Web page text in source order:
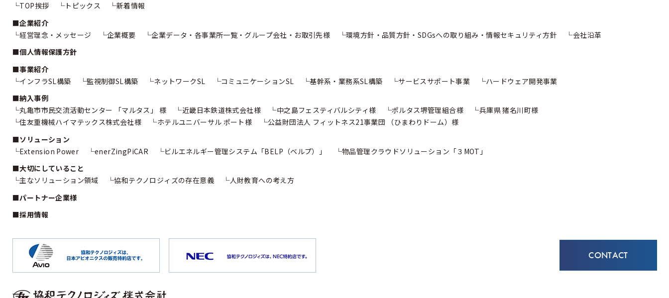
TOP挨拶
トピックス
新着情報
企業紹介
経営理念・メッセージ
企業概要 企業データ・各事業所一覧・グループ会社・お取引先様 環境方針・品質方針・SDGsへの取り組み・情報セキュリティ方針
会社沿革
個人情報保護方針
事業紹介
インフラSL構築
監視制御SL構築 ネットワークSL コミュニケーションSL 基幹系・業務系SL構築 サービスサポート事業
ハードウェア開発事業
納入事例
丸亀市市民交流活動センター 「マルタス」 様 近畿日本鉄道株式会社様 中之島フェスティバルシティ様 ポルタス堺管理組合様
兵庫県 猪名川町様
住友重機械ハイマテックス株式会社様
ホテルユニバーサル ポート様 公益財団法人 フィットネス21事業団
（ひまわりドーム）様
ソリューション
Extension Power
enerZingPiCAR ビルエネルギー管理システム 「BELP（ベルプ）」 物品管理クラウドソリューション 「３MOT」
大切にしていること
主なソリューション領域
協和テクノロジィズの存在意義
人財教育への考え方
パートナー企業様
採用情報
CONTACT